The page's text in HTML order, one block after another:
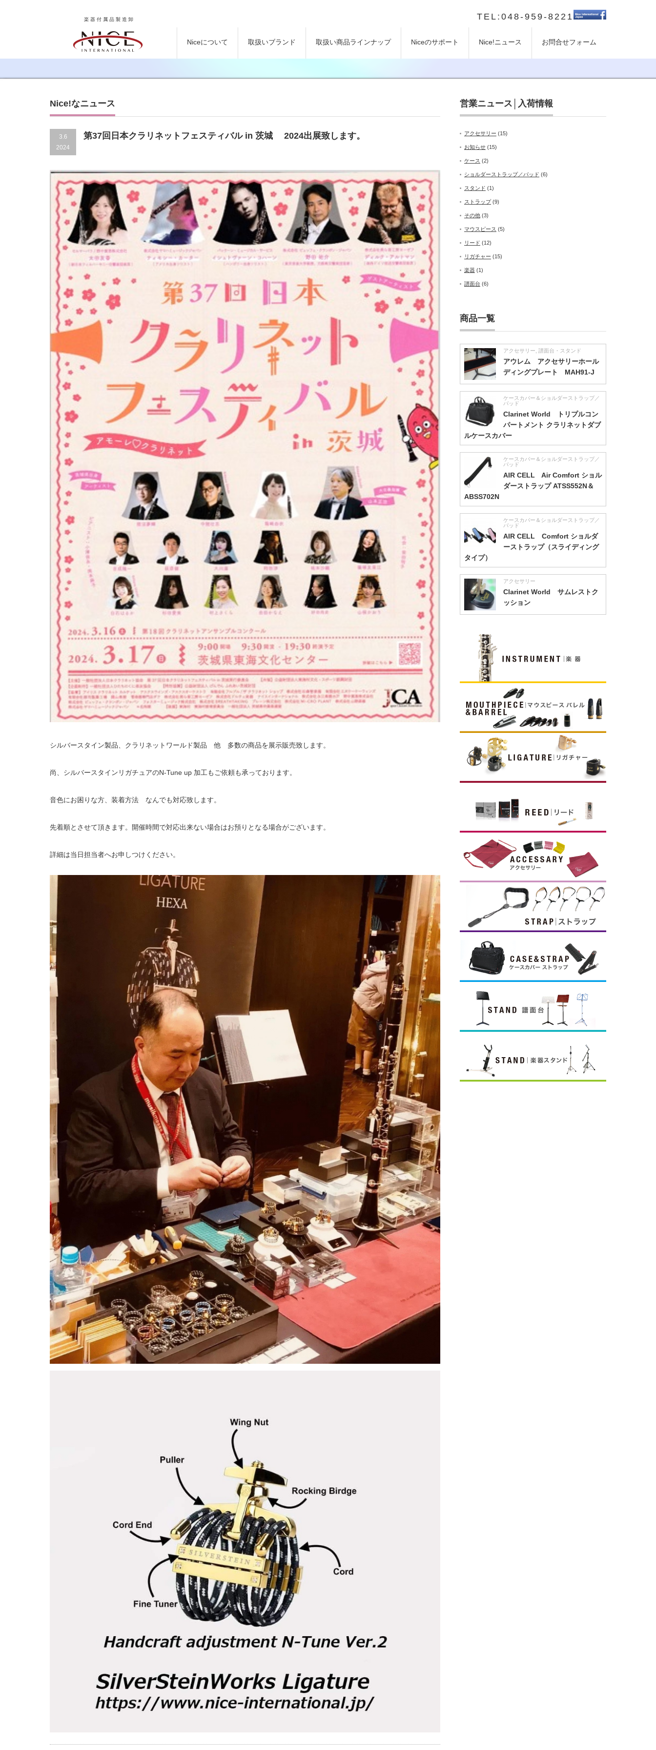
楽器付属品製造卸 TEL:048-959-8221
Niceについて 取扱いブランド 取扱い商品ラインナップ Niceのサポート Nice!ニュース お問合せフォーム
Nice!なニュース
3.6
2024
第37回日本クラリネットフェスティバル in 茨城 2024出展致します。
シルバースタイン製品、クラリネットワールド製品 他 多数の商品を展示販売致します。
尚、シルバースタインリガチュアのN-Tune up 加工もご依頼も承っております。
音色にお困りな方、装着方法 なんでも対応致します。
先着順とさせて頂きます。開催時間で対応出来ない場合はお預りとなる場合がございます。
詳細は当日担当者へお申しつけください。
営業ニュース│入荷情報
アクセサリー (15)
お知らせ (15)
ケース (2)
ショルダーストラップ／パッド (6)
スタンド (1)
ストラップ(9)
その他 (3)
マウスピース (5)
リード (12)
リガチャー (15)
楽器 (1)
譜面台 (6)
商品一覧
アクセサリー 譜面台・スタンド
アウレム アクセサリーホール
ディングプレート MAH91-J
ケースカバー＆ショルダーストラップ／
パッド
Clarinet World トリプルコン
パートメント クラリネットダブ
ルケースカバー
ケースカバー＆ショルダーストラップ／
パッド
AIR CELL Air Comfort ショル
ダーストラップ ATSS552N＆
ABSS702N
ケースカバー＆ショルダーストラップ／
パッド
AIR CELL Comfort ショルダ
ーストラップ（スライディング
タイプ）
アクセサリー
Clarinet World サムレストク
ッション